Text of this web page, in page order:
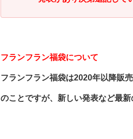
フランフラン福袋について
フランフラン福袋は2020年以降販
のことですが、新しい発表など最